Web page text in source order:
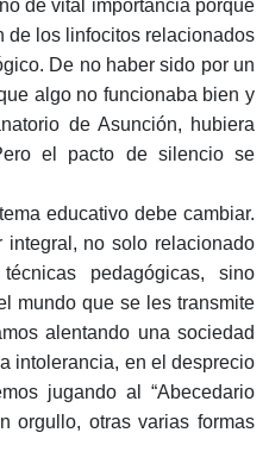
de vital importancia porque
de los linfocitos relacionados
De no haber sido por un
algo no funcionaba bien y
de Asunción, hubiera
el pacto de silencio se
educativo debe cambiar.
no solo relacionado
pedagógicas, sino
mundo que se les transmite
alentando una sociedad
intolerancia, en el desprecio
jugando al “Abecedario
orgullo, otras varias formas